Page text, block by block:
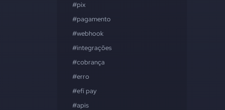
#pix
#pagamento
#webhook
#integrações
#cobrança
#erro
#efí pay
#apis